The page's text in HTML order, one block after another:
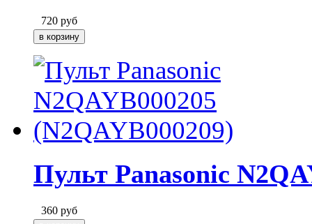
720 руб
Пульт Panasonic
360 руб